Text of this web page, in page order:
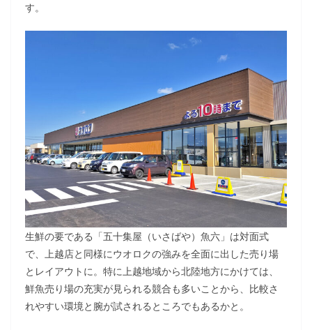
す。
生鮮の要である「五十集屋（いさばや）魚六」は対面式
で、上越店と同様にウオロクの強みを全面に出した売り場
とレイアウトに。特に上越地域から北陸地方にかけては、
鮮魚売り場の充実が見られる競合も多いことから、比較さ
れやすい環境と腕が試されるところでもあるかと。